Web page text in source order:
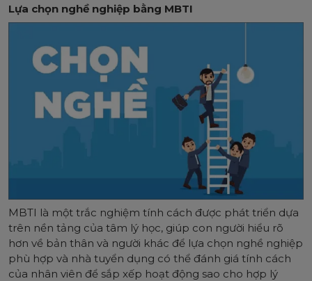
Lựa chọn nghề nghiệp bằng MBTI
MBTI là một trắc nghiệm tính cách được phát triển dựa
trên nền tảng của tâm lý học, giúp con người hiểu rõ
hơn về bản thân và người khác để lựa chọn nghề nghiệp
phù hợp và nhà tuyển dụng có thể đánh giá tính cách
của nhân viên để sắp xếp hoạt động sao cho hợp lý